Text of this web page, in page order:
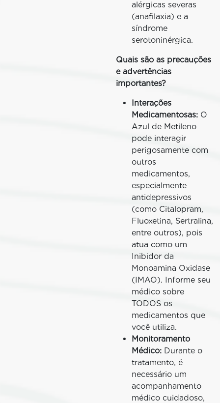
alérgicas severas
(anafilaxia) e a
síndrome
serotoninérgica.
Quais são as precauções
e advertências
importantes?
Interações
Medicamentosas: O
Azul de Metileno
pode interagir
perigosamente com
outros
medicamentos,
especialmente
antidepressivos
(como Citalopram,
Fluoxetina, Sertralina,
entre outros), pois
atua como um
Inibidor da
Monoamina Oxidase
(IMAO). Informe seu
médico sobre
TODOS os
medicamentos que
você utiliza.
Monitoramento
Médico: Durante o
tratamento, é
necessário um
acompanhamento
médico cuidadoso,